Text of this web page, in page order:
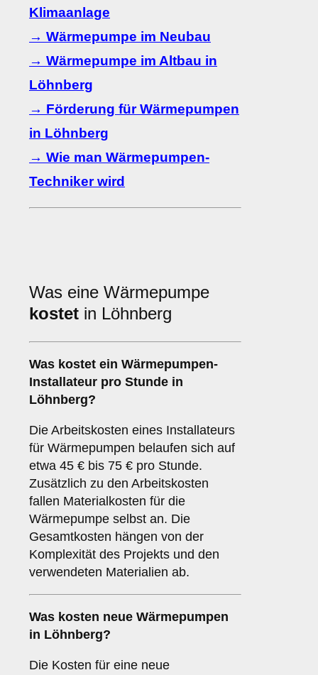
Klimaanlage
→ Wärmepumpe im Neubau
→ Wärmepumpe im Altbau in
Löhnberg
→ Förderung für Wärmepumpen
in Löhnberg
→ Wie man Wärmepumpen-
Techniker wird
Was eine Wärmepumpe
kostet in Löhnberg
Was kostet ein Wärmepumpen-
Installateur pro Stunde in
Löhnberg?
Die Arbeitskosten eines Installateurs
für Wärmepumpen belaufen sich auf
etwa 45 € bis 75 € pro Stunde.
Zusätzlich zu den Arbeitskosten
fallen Materialkosten für die
Wärmepumpe selbst an. Die
Gesamtkosten hängen von der
Komplexität des Projekts und den
verwendeten Materialien ab.
Was kosten neue Wärmepumpen
in Löhnberg?
Die Kosten für eine neue